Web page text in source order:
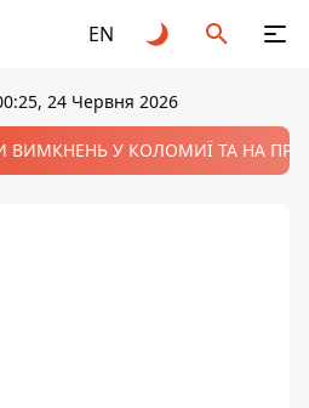
EN
24 Червня 2026
ВИМКНЕНЬ У КОЛОМИЇ ТА НА